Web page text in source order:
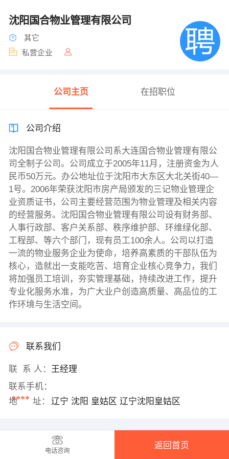
沈阳国合物业管理有限公司
其它
私营企业
公司主页 在招职位
公司介绍
沈阳国合物业管理有限公司系大连国合物业管理有限公
司全制子公司。公司成立于2005年11月，注册资金为人
民币50万元。办公地址位于沈阳市大东区大北关街40—
1号。2006年荣获沈阳市房产局颁发的三记物业管理企
业资质证书，公司主要经营范围为物业管理及相关内容
的经营服务。沈阳国合物业管理有限公司设有财务部、
人事行政部、客户关系部、秩序维护部、环维绿化部、
工程部、等六个部门，现有员工100余人。公司以打造
一流的物业服务企业为使命，培养高素质的干部队伍为
核心，造就出一支能吃苦、培育企业核心竞争力，我们
将加强员工培训，夯实管理基础，持续改进工作，提升
专业化服务水准，为广大业户创造高质量、高品位的工
作环境与生活空间。
联系我们
联 系 人： 王经理
联系手机：
****
地 址： 辽宁 沈阳 皇姑区 辽宁沈阳皇姑区
电话咨询
返回首页